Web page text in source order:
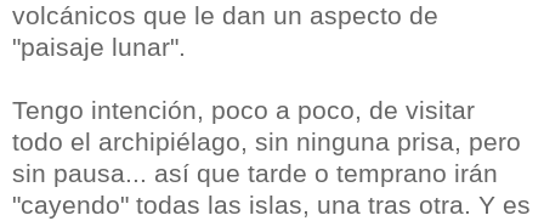
volcánicos que le dan un aspecto de
"paisaje lunar".
Tengo intención, poco a poco, de visitar
todo el archipiélago, sin ninguna prisa, pero
sin pausa... así que tarde o temprano irán
"cayendo" todas las islas, una tras otra. Y es